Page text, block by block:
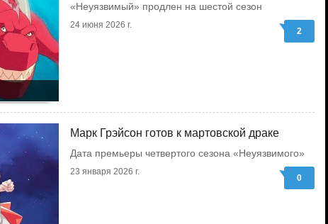
«Неуязвимый» продлен на шестой сезон
24 июня 2026 г.
2
Марк Грэйсон готов к мартовской драке
Дата премьеры четвертого сезона «Неуязвимого»
23 января 2026 г.
0